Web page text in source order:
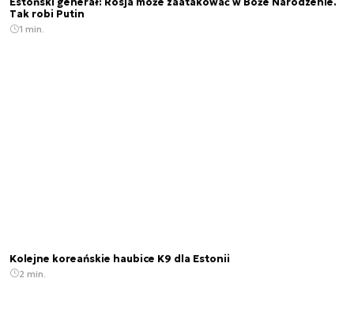
Tak robi Putin
1 min.
Kolejne koreańskie haubice K9 dla Estonii
2 min.